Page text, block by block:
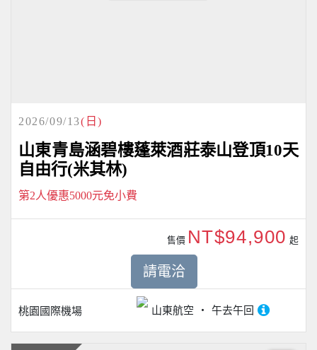
2026/09/13(日)
山東青島涵碧樓蓬萊酒莊泰山登頂10天
自由行(米其林)
第2人優惠5000元免小費
桃園國際機場 山東航空 午去午回
售價 NT$94,900 起
請電洽